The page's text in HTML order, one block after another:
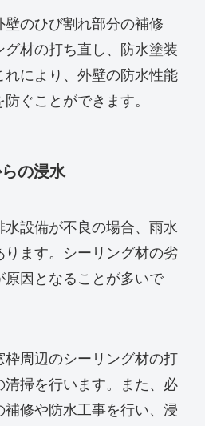
のひび割れ部分の補修
材の打ち直し、防水塗装
により、外壁の防水性能
ぐことができます。
の浸水
設備が不良の場合、雨水
ります。シーリング材の劣
因となることが多いで
周辺のシーリング材の打
清掃を行います。また、必
修や防水工事を行い、浸